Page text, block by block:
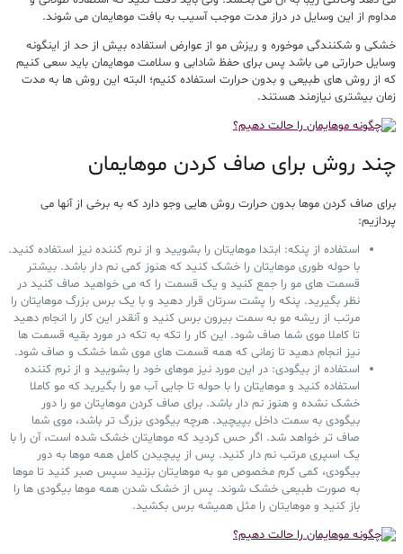
مداوم از این وسایل در دراز مدت موجب آسیب به بافت موهایمان می شوند.
خشکی و شکنندگی موخوره و ریزش مو از عوارض استفاده بیش از حد از اینگونه
وسایل حرارتی می باشد پس برای حفظ شادابی و سلامت موهایمان باید سعی کنیم
که از روش های طبیعی و بدون حرارت استفاده کنیم؛ البته این روش ها به مدت
زمان بیشتری نیازمند هستند.
چند روش برای صاف کردن موهایمان
برای صاف کردن موها بدون حرارت روش هایی وجو دارد که به برخی از آنها می
پردازیم:
استفاده از پنکه: ابتدا موهایتان را بشویید و از نرم کننده نیز استفاده کنید.
با حوله طوری موهایتان را خشک کنید که هنوز کمی نم دار باشد. بیشتر
قسمت های مو را جمع کنید و یک قسمت را که می خواهید صاف کنید در
نظر بگیرید. پنکه را پشت سرتان قرار دهید و با یک برس بزرگ موهایتان را
مرتب از ریشه مو به سمت بیرون برس کنید و آنقدر این کار را انجام دهید
تا کاملا موی شما صاف شود. این کار را تکه به تکه در مورد بقیه قسمت ها
نیز انجام دهید تا زمانی که همه قسمت های موی شما خشک و صاف شود.
استفاده از بیگودی: در این مورد نیز موهای خود را بشویید و از نرم کننده
استفاده کنید و موهایتان را با حوله تا جایی آب مو را بگیرید که مو کاملا
خشک نشده و هنوز نم دار باشد. برای صاف کردن موهایتان مو را دور
بیگودی به سمت داخل بپیچید. هرچه بیگودی بزرگ تر باشد، موی شما
صاف تر خواهد شد. اگر حس کردید که موهایتان خشک شده است، آن را با
یک اسپری مرتب نم دار کنید. پس از پیچیدن کامل همه موها به دور
بیگودی، کمی کرم مخصوص مو به موهایتان بزنید سپس صبر کنید تا موها
به صورت طبیعی خشک شوند. پس از خشک شدن همه موها بیگودی ها را
باز کنید و موهایتان را مثل همیشه برس بکشید.